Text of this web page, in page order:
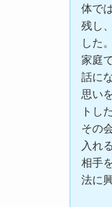
体で
残し
した
家庭
話に
思い
トし
その
入れ
相手
法に